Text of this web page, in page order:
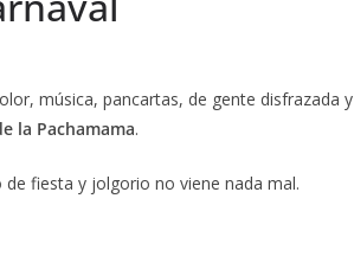
música, pancartas, de gente disfrazada y
la Pachamama.
fiesta y jolgorio no viene nada mal.